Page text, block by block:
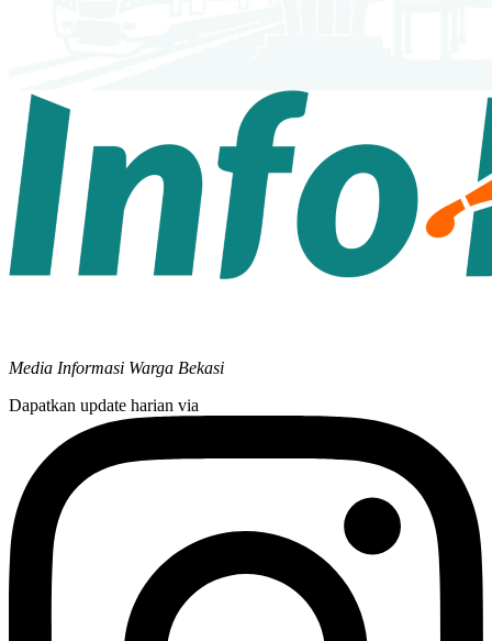
Media Informasi Warga Bekasi
Dapatkan update harian via